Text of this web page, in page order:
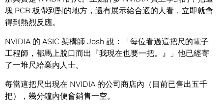
塊 PCB 板帶到對的地方，還有展示給合適的人看，立即就會
得到熱烈反應。
NVIDIA 的 ASIC 架構師 Josh 說：「每位看過這把尺的電子
工程師，都馬上脫口而出『我現在也要一把。』」他已經寄
了一堆尺給業內人士。
每當這把尺出現在 NVIDIA 的公司商店內（目前已售出五千
把），幾分鐘內便會銷售一空。